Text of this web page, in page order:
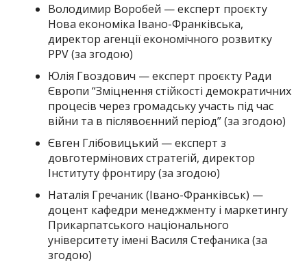
Володимир Воробей — експерт проєкту
Нова економіка Івано-Франківська,
директор агенції економічного розвитку
PPV (за згодою)
Юлія Гвоздович — експерт проєкту Ради
Європи “Зміцнення стійкості демократичних
процесів через громадську участь під час
війни та в післявоєнний період” (за згодою)
Євген Глібовицький — експерт з
довготермінових стратегій, директор
Інституту фронтиру (за згодою)
Наталія Гречаник (Івано-Франківськ) —
доцент кафедри менеджменту і маркетингу
Прикарпатського національного
університету імені Василя Стефаника (за
згодою)